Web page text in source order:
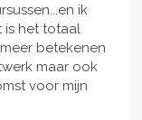
ik
is het totaal
betekenen
maar ook
voor mijn